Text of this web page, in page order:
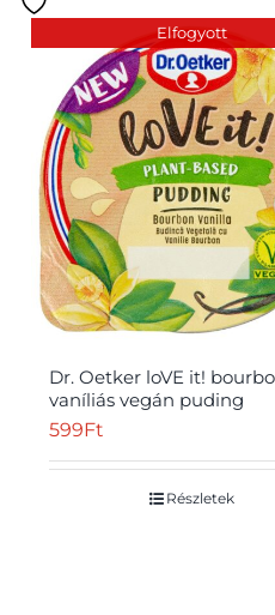
Elfogyott
Dr. Oetker loVE it!
vaníliás vegán puding
mandulával 150 g
599Ft
Részletek